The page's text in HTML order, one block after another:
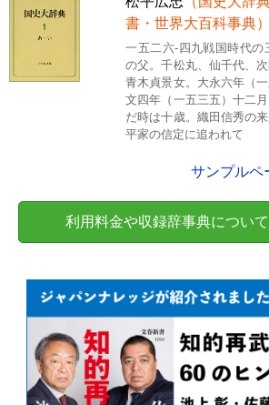
書・世界大百科事典）
一五二六-四九戦国時代
の父。千松丸、仙千代、
青木貞景女。大永六年（
文四年（一五三五）十二
だ時は十歳。織田信秀の
平家の信定に追われて
サンプルペ
利用料金や収録辞事典につい